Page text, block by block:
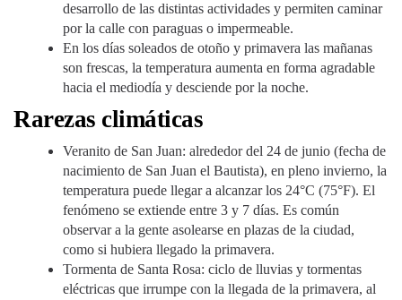
desarrollo de las distintas actividades y permiten caminar
por la calle con paraguas o impermeable.
En los días soleados de otoño y primavera las mañanas
son frescas, la temperatura aumenta en forma agradable
hacia el mediodía y desciende por la noche.
Rarezas climáticas
Veranito de San Juan: alrededor del 24 de junio (fecha de
nacimiento de San Juan el Bautista), en pleno invierno, la
temperatura puede llegar a alcanzar los 24°C (75°F). El
fenómeno se extiende entre 3 y 7 días. Es común
observar a la gente asolearse en plazas de la ciudad,
como si hubiera llegado la primavera.
Tormenta de Santa Rosa: ciclo de lluvias y tormentas
eléctricas que irrumpe con la llegada de la primavera, al